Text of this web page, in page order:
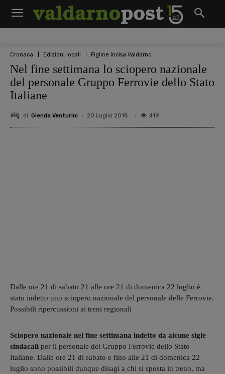
Cronaca Edizioni locali Figline Incisa Valdarno
Nel fine settimana lo sciopero nazionale
del personale Gruppo Ferrovie dello Stato
Italiane
di Glenda Venturini 20 Luglio 2018 419
Dalle ore 21 di sabato 21 alle ore 21 di domenica 22 luglio è
stato indetto uno sciopero nazionale del personale delle Ferrovie.
Possibili ripercussioni ai treni regionali
Sciopero nazionale nel fine settimana indetto da alcune sigle
sindacali per il personale del Gruppo Ferrovie dello Stato
Italiane. Dalle ore 21 di sabato e fino alle 21 di domenica 22
luglio sono possibili dunque disagi a chi si sposta in treno, ma